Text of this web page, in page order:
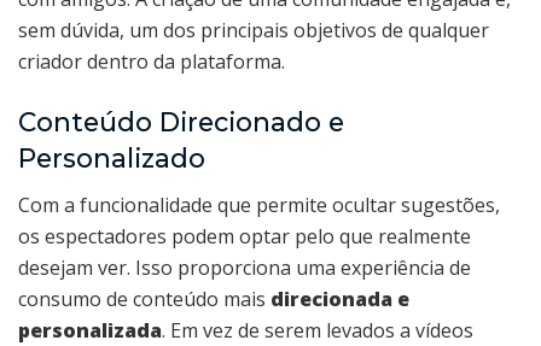
sem dúvida, um dos principais objetivos de qualquer
criador dentro da plataforma.
Conteúdo Direcionado e
Personalizado
Com a funcionalidade que permite ocultar sugestões,
os espectadores podem optar pelo que realmente
desejam ver. Isso proporciona uma experiência de
consumo de conteúdo mais direcionada e
personalizada. Em vez de serem levados a vídeos